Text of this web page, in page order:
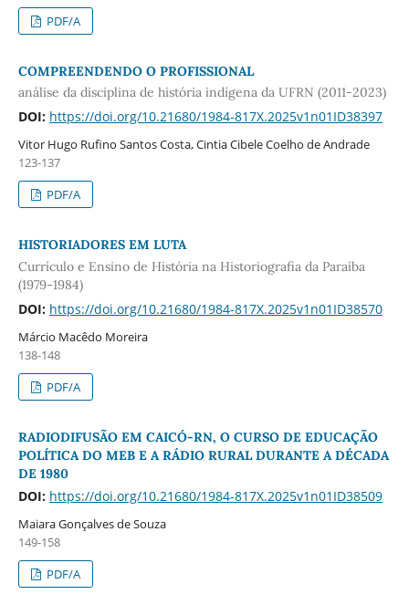
PDF/A
COMPREENDENDO O PROFISSIONAL
análise da disciplina de história indígena da UFRN (2011-2023)
DOI: https://doi.org/10.21680/1984-817X.2025v1n01ID38397
Vitor Hugo Rufino Santos Costa, Cintia Cibele Coelho de Andrade
123-137
PDF/A
HISTORIADORES EM LUTA
Currículo e Ensino de História na Historiografia da Paraíba
(1979-1984)
DOI: https://doi.org/10.21680/1984-817X.2025v1n01ID38570
Márcio Macêdo Moreira
138-148
PDF/A
RADIODIFUSÃO EM CAICÓ-RN, O CURSO DE EDUCAÇÃO
POLÍTICA DO MEB E A RÁDIO RURAL DURANTE A DÉCADA
DE 1980
DOI: https://doi.org/10.21680/1984-817X.2025v1n01ID38509
Maiara Gonçalves de Souza
149-158
PDF/A